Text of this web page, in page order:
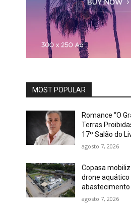
MOST POPULAR
Romance “O
Terras
17º Salão do
agosto 7, 2026
Copasa
drone
agosto 7, 2026